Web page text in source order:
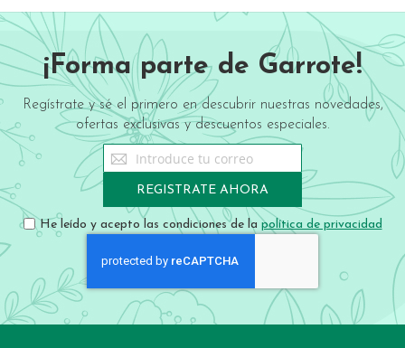
¡Forma parte de Garrote!
Regístrate y sé el primero en descubrir nuestras novedades,
ofertas exclusivas y descuentos especiales.
Sign
Up
for
Our
Newsletter:
REGISTRATE AHORA
He leído y acepto las condiciones de la política de privacidad